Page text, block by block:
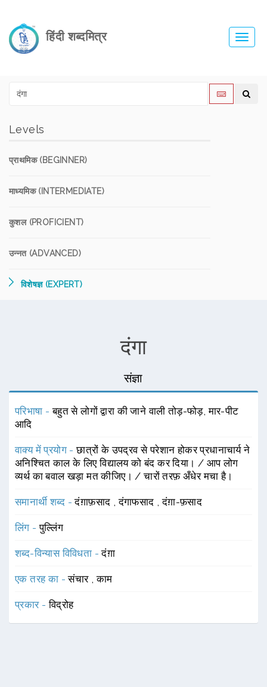
हिंदी शब्दमित्र
Levels
प्राथमिक (BEGINNER)
माध्यमिक (INTERMEDIATE)
कुशल (PROFICIENT)
उन्नत (ADVANCED)
विशेषज्ञ (EXPERT)
दंगा
संज्ञा
परिभाषा -बहुत से लोगों द्वारा की जाने वाली तोड़-फोड़, मार-पीट
आदि
वाक्य में प्रयोग -छात्रों के उपद्रव से परेशान होकर प्रधानाचार्य ने
अनिश्चित काल के लिए विद्यालय को बंद कर दिया। / आप लोग
व्यर्थ का बवाल खड़ा मत कीजिए। / चारों तरफ़ अँधेर मचा है।
समानार्थी शब्द -दंग़ाफ़साद ,दंगाफसाद ,दंग़ा-फ़साद
लिंग -पुल्लिंग
शब्द-विन्यास विविधता -दंग़ा
एक तरह का -संचार ,काम
प्रकार -विद्रोह